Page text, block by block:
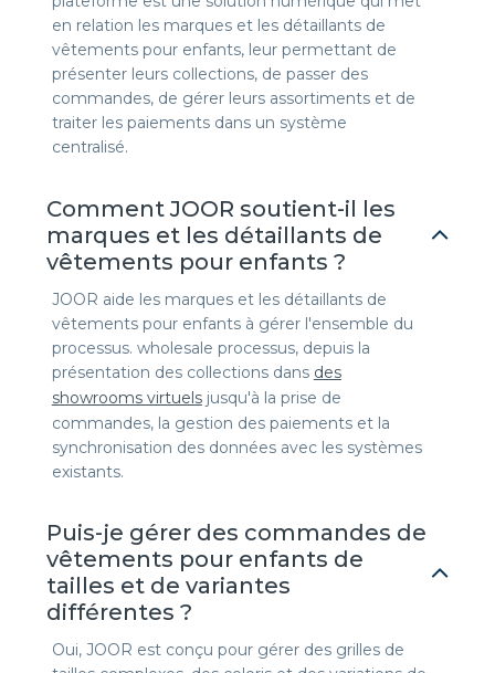
en relation les marques et les détaillants de
vêtements pour enfants, leur permettant de
présenter leurs collections, de passer des
commandes, de gérer leurs assortiments et de
traiter les paiements dans un système
centralisé.
Comment JOOR soutient-il les
marques et les détaillants de
vêtements pour enfants ?
JOOR aide les marques et les détaillants de
vêtements pour enfants à gérer l'ensemble du
processus. wholesale processus, depuis la
présentation des collections dans des
showrooms virtuelsjusqu'à la prise de
commandes, la gestion des paiements et la
synchronisation des données avec les systèmes
existants.
Puis-je gérer des commandes de
vêtements pour enfants de
tailles et de variantes
différentes ?
Oui, JOOR est conçu pour gérer des grilles de